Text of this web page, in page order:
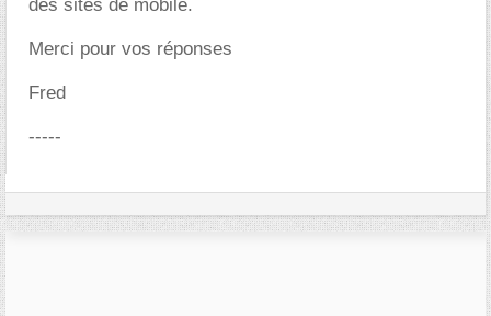
des sites de mobile.
Merci pour vos réponses
Fred
-----